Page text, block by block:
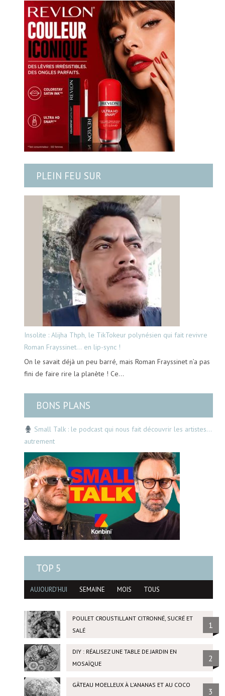
PLEIN FEU SUR
Insolite : Alijha Thph, le TikTokeur polynésien qui fait revivre
Roman Frayssinet… en lip-sync !
On le savait déjà un peu barré, mais Roman Frayssinet n’a pas
fini de faire rire la planète ! Ce…
BONS PLANS
Small Talk : le podcast qui nous fait découvrir les artistes…
autrement
TOP 5
AUJOURD'HUI SEMAINE MOIS TOUS
POULET CROUSTILLANT CITRONNÉ, SUCRÉ ET
SALÉ
1
DIY : RÉALISEZ UNE TABLE DE JARDIN EN
MOSAÏQUE
2
GÂTEAU MOELLEUX À L'ANANAS ET AU COCO
3